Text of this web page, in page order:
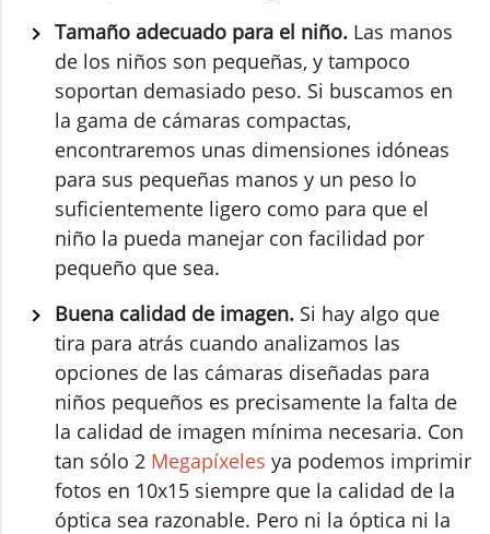
Tamaño adecuado para el niño. Las manos
de los niños son pequeñas, y tampoco
soportan demasiado peso. Si buscamos en
la gama de cámaras compactas,
encontraremos unas dimensiones idóneas
para sus pequeñas manos y un peso lo
suficientemente ligero como para que el
niño la pueda manejar con facilidad por
pequeño que sea.
Buena calidad de imagen. Si hay algo que
tira para atrás cuando analizamos las
opciones de las cámaras diseñadas para
niños pequeños es precisamente la falta de
la calidad de imagen mínima necesaria. Con
tan sólo 2 Megapíxeles ya podemos imprimir
fotos en 10x15 siempre que la calidad de la
óptica sea razonable. Pero ni la óptica ni la